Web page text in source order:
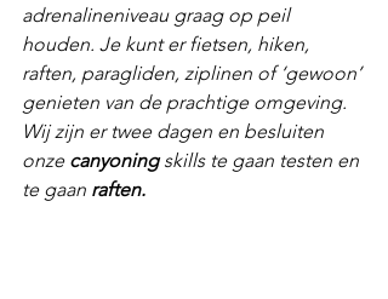
adrenalineniveau graag op peil
houden. Je kunt er fietsen, hiken,
raften, paragliden, ziplinen of ‘gewoon’
genieten van de prachtige omgeving.
Wij zijn er twee dagen en besluiten
onze canyoning skills te gaan testen en
te gaan raften.